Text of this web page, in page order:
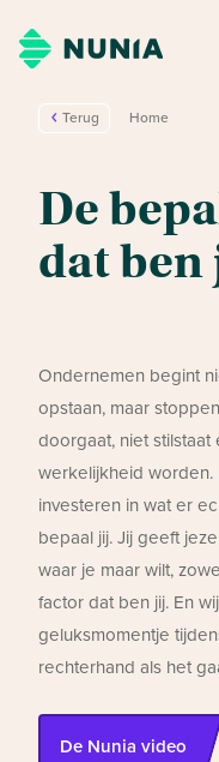
Terug Home
De
dat ben
Ondernemen begint
opstaan, maar
doorgaat, niet
werkelijkheid
investeren in wat er
bepaal jij. Jij geeft
waar je maar wilt,
factor dat ben jij. En
geluksmomentje
rechterhand als het
De Nunia video